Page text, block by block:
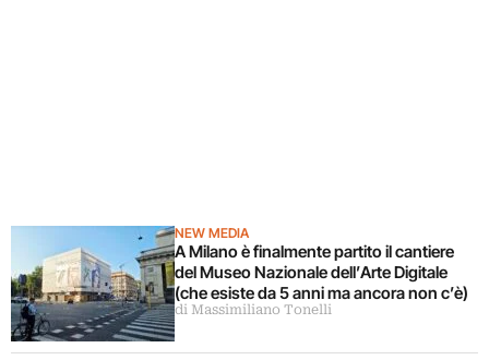
NEW MEDIA
A Milano è finalmente partito il cantiere
del Museo Nazionale dell’Arte Digitale
(che esiste da 5 anni ma ancora non c’è)
di Massimiliano Tonelli